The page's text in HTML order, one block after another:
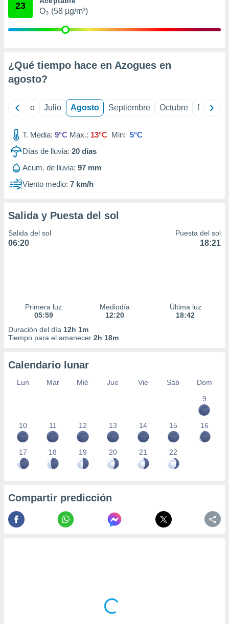
publicidad
1199
23
O₃ (58 µg/m³)
¿Qué tiempo hace en Azogues en
agosto?
Junio Julio Agosto Septiembre Octubre
T. Media: 9°C Max.: 13°C Min: 5°C
Días de lluvia: 20 días
Acum. de lluvia: 97 mm
Viento medio: 7 km/h
Salida y Puesta del sol
Salida del sol
06:20
Puesta del sol
18:21
Primera luz
05:59
Mediodía
12:20
Última luz
18:42
Duración del día 12h 1m
Tiempo para el amanecer 2h 18m
Calendario lunar
Lun Mar Mié Jue Vie Sáb
Dom
9
10 11 12 13 14 15 16
17 18 19 20 21 22
Compartir predicción